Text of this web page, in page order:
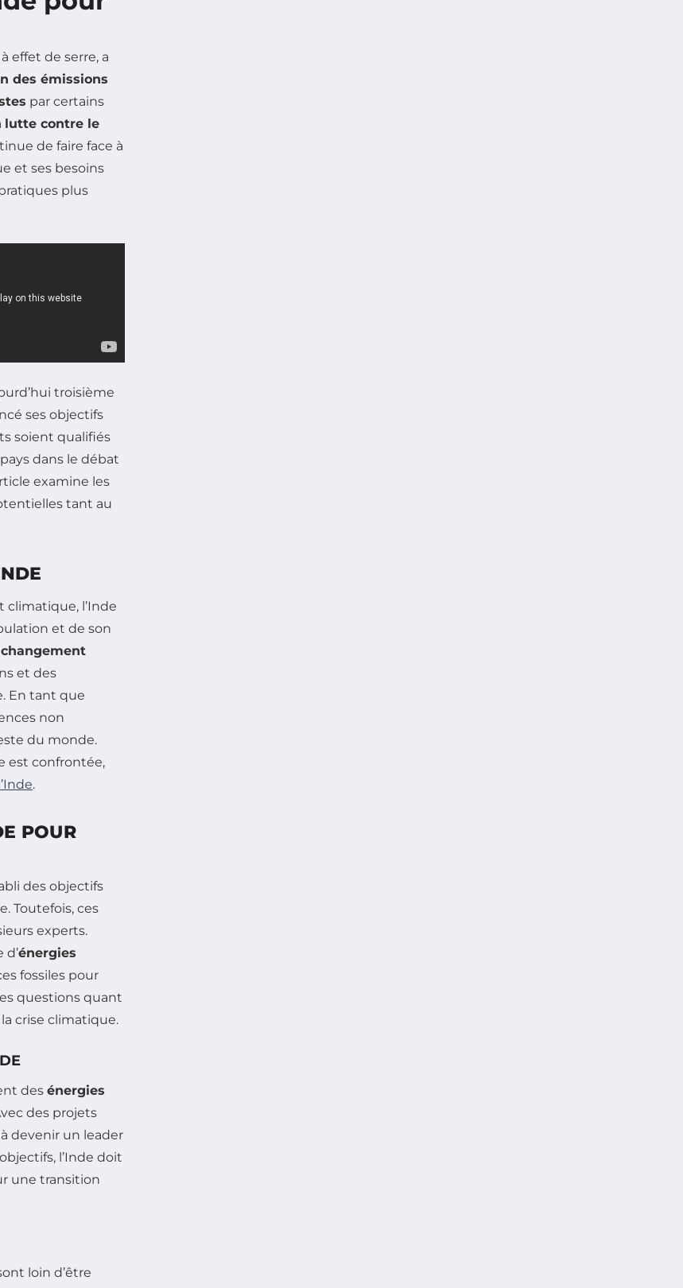
effet de serre, a
des émissions
par certains
lutte contre le
de faire face à
et ses besoins
plus
troisième
ses objectifs
soient qualifiés
dans le débat
examine les
tant au
l’Inde
et de son
changement
et des
En tant que
non
du monde.
est confrontée,
.
POUR
des objectifs
Toutefois, ces
experts.
d’énergies
fossiles pour
questions quant
crise climatique.
des énergies
des projets
devenir un leader
l’Inde doit
une transition
loin d’être